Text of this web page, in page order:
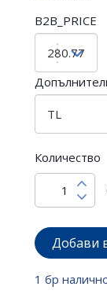
B2B_PRICE
Количество
Добави
1 бр